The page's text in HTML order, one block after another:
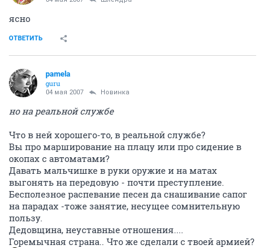
ясно
ОТВЕТИТЬ
pamela
guru
04 мая 2007 Новинка
но на реальной службе
Что в ней хорошего-то, в реальной службе?
Вы про марширование на плацу или про сидение в
окопах с автоматами?
Давать мальчишке в руки оружие и на матах
выгонять на передовую - почти преступление.
Бесполезное распевание песен да снашивание сапог
на парадах -тоже занятие, несущее сомнительную
пользу.
Дедовщина, неуставные отношения....
Горемычная страна.. Что же сделали с твоей армией?